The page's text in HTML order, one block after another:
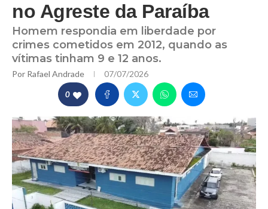
no Agreste da Paraíba
Homem respondia em liberdade por
crimes cometidos em 2012, quando as
vítimas tinham 9 e 12 anos.
Por Rafael Andrade 07/07/2026
0